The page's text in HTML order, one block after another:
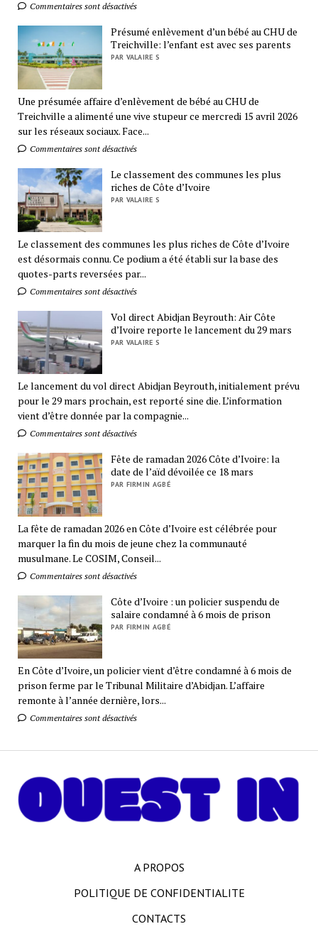
Commentaires sont désactivés
Présumé enlèvement d’un bébé au CHU de
Treichville: l’enfant est avec ses parents
PAR VALAIRE S
Une présumée affaire d’enlèvement de bébé au CHU de
Treichville a alimenté une vive stupeur ce mercredi 15 avril 2026
sur les réseaux sociaux. Face...
Commentaires sont désactivés
Le classement des communes les plus
riches de Côte d’Ivoire
PAR VALAIRE S
Le classement des communes les plus riches de Côte d’Ivoire
est désormais connu. Ce podium a été établi sur la base des
quotes-parts reversées par...
Commentaires sont désactivés
Vol direct Abidjan Beyrouth: Air Côte
d’Ivoire reporte le lancement du 29 mars
PAR VALAIRE S
Le lancement du vol direct Abidjan Beyrouth, initialement prévu
pour le 29 mars prochain, est reporté sine die. L’information
vient d’être donnée par la compagnie...
Commentaires sont désactivés
Fête de ramadan 2026 Côte d’Ivoire: la
date de l’aïd dévoilée ce 18 mars
PAR FIRMIN AGBÉ
La fête de ramadan 2026 en Côte d’Ivoire est célébrée pour
marquer la fin du mois de jeune chez la communauté
musulmane. Le COSIM, Conseil...
Commentaires sont désactivés
Côte d’Ivoire : un policier suspendu de
salaire condamné à 6 mois de prison
PAR FIRMIN AGBÉ
En Côte d’Ivoire, un policier vient d’être condamné à 6 mois de
prison ferme par le Tribunal Militaire d’Abidjan. L’affaire
remonte à l’année dernière, lors...
Commentaires sont désactivés
A PROPOS
POLITIQUE DE CONFIDENTIALITE
CONTACTS